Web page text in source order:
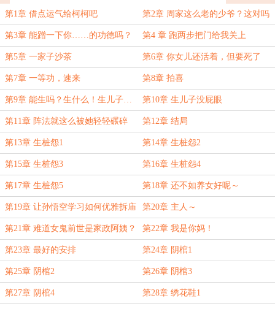
第1章 借点运气给柯柯吧 第2章 周家这么老的少爷？这对吗
第3章 能蹭一下你……的功德吗？ 第4 章 跑两步把门给我关上
第5章 一家子沙茶 第6章 你女儿还活着，但要死了
第7章 一等功，速来 第8章 拍喜
第9章 能生吗？生什么！生儿子… 第10章 生儿子没屁眼
第11章 阵法就这么被她轻轻碾碎
了？
第12章 结局
第13章 生桩怨1 第14章 生桩怨2
第15章 生桩怨3 第16章 生桩怨4
第17章 生桩怨5 第18章 还不如养女好呢～
第19章 让孙悟空学习如何优雅拆庙 第20章 主人～
第21章 难道女鬼前世是家政阿姨？ 第22章 我是你妈！
第23章 最好的安排 第24章 阴棺1
第25章 阴棺2 第26章 阴棺3
第27章 阴棺4 第28章 绣花鞋1